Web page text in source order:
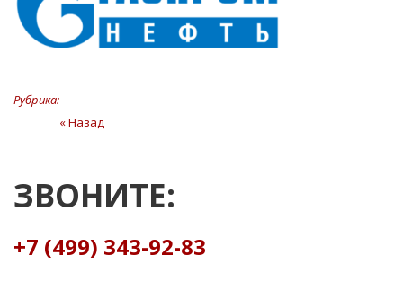
Рубрика:
Навигация
записям
« Назад
ЗВОНИТЕ:
+7 (499) 343-92-83